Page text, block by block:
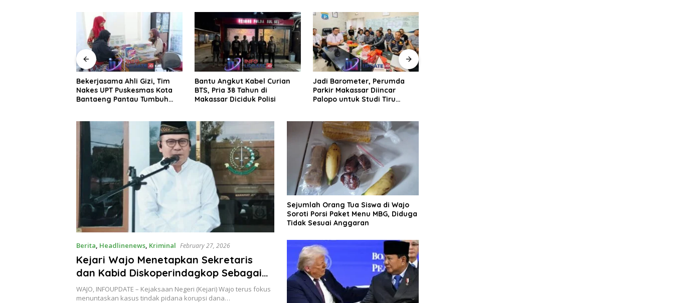
Bantu Angkut Kabel Curian
BTS, Pria 38 Tahun di
Makassar Diciduk Polisi
Jadi Barometer, Perumda
Parkir Makassar Diincar
Palopo untuk Studi Tiru
Koramil 1406-
08/Sabbangparu laksanakan
Karya Bhakti pembersihan
Berita, Headlinenews, Kriminal February 27, 2026
Kejari Wajo Menetapkan Sekretaris
dan Kabid Diskoperindagkop Sebagai
Tersangka Baru Kasus Korupsi Murbei
WAJO, INFOUPDATE – Kejaksaan Negeri (Kejari) Wajo terus fokus
menuntaskan kasus tindak pidana korupsi dana…
Sejumlah Orang Tua Siswa di Wajo
Soroti Porsi Paket Menu MBG, Diduga
Tidak Sesuai Anggaran